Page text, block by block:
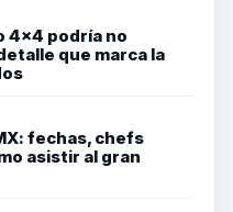
4×4 podría no
que marca la
fechas, chefs
asistir al gran